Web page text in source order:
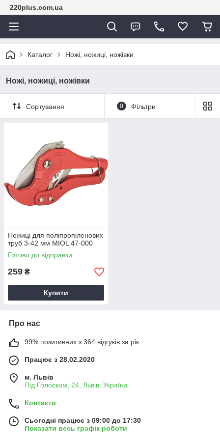
220plus.com.ua
Каталог Ножі, ножиці, ножівки
Ножі, ножиці, ножівки
Сортування 0 Фільтри
Ножиці для поліпропіленових
труб 3-42 мм MIOL 47-000
Готово до відправки
259 ₴
Купити
Про нас
99% позитивних з 364 відгуків за рік
Працює з 28.02.2020
м. Львів
Під Голоском, 24, Львів, Україна
Контакти
Сьогодні працює з 09:00 до 17:30
Показати весь графік роботи